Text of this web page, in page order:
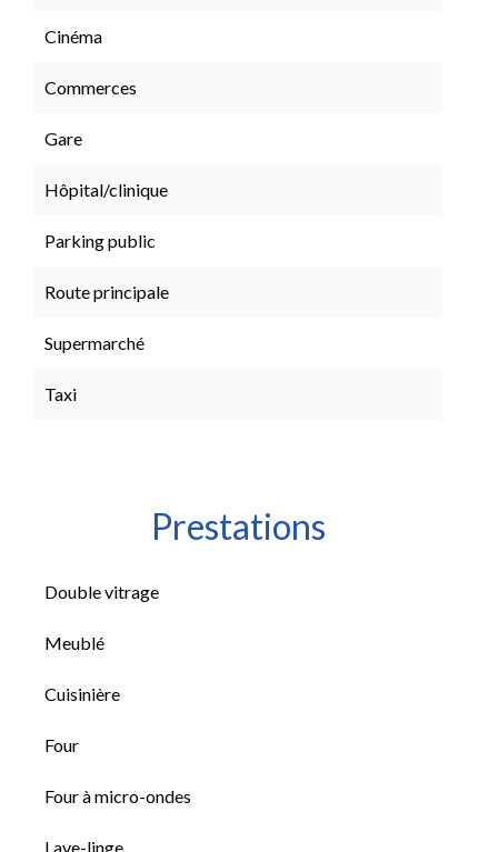
Cinéma
Commerces
Gare
Hôpital/clinique
Parking public
Route principale
Supermarché
Taxi
Prestations
Double vitrage
Meublé
Cuisinière
Four
Four à micro-ondes
Lave-linge